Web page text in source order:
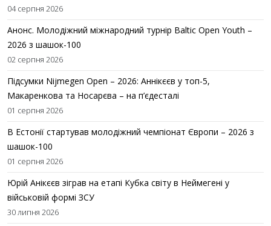
04 серпня 2026
Анонс. Молодіжний міжнародний турнір Baltic Open Youth –
2026 з шашок-100
02 серпня 2026
Підсумки Nijmegen Open – 2026: Аннікєєв у топ-5,
Макаренкова та Носарєва – на п’єдесталі
01 серпня 2026
В Естонії стартував молодіжний чемпіонат Європи – 2026 з
шашок-100
01 серпня 2026
Юрій Анікєєв зіграв на етапі Кубка світу в Неймегені у
військовій формі ЗСУ
30 липня 2026